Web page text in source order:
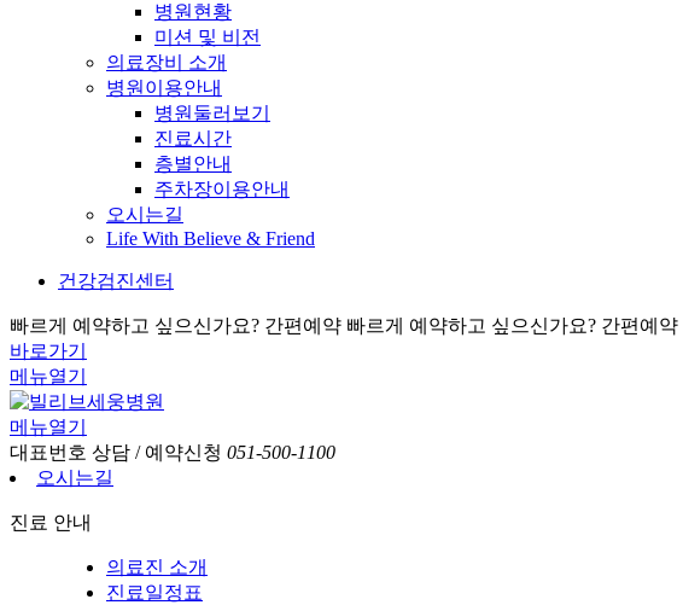
병원현황
미션 및 비전
의료장비 소개
병원이용안내
병원둘러보기
진료시간
층별안내
주차장이용안내
오시는길
Life With Believe & Friend
건강검진센터
빠르게 예약하고 싶으신가요? 간편예약 빠르게 예약하고 싶으신가요? 간편예약
바로가기
메뉴열기
메뉴열기
대표번호 상담 / 예약신청 051-500-1100
오시는길
진료 안내
의료진 소개
진료일정표